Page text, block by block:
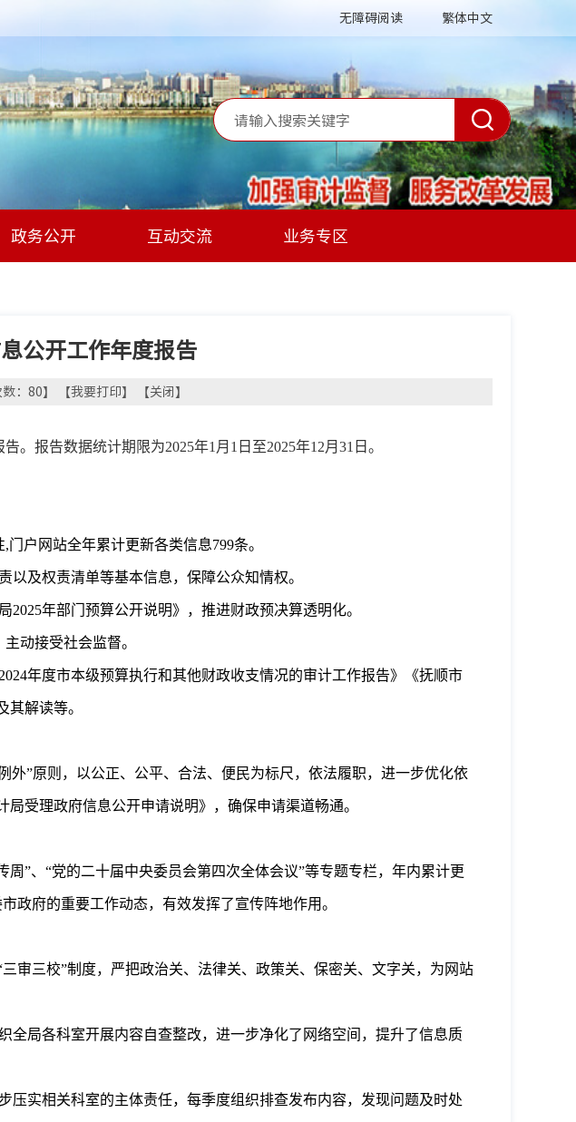
无障碍阅读 繁体中文
政务公开 互动交流 业务专区
公开工作年度报告
： 80】 【我要打印】 【关闭】
。报告数据统计期限为2025年1 月 1 日至2025年12月 31 日。
,门户网站全年累计更新各类信息799条。
及权责清单等基本信息，保障公众知情权。
2025年部门预算公开说明》，推进财政预决算透明化。
动接受社会监督。
2024年度市本级预算执行和其他财政收支情况的审计工作报告》《抚顺市
解读等。
外”原则，以公正、公平、合法、便民为标尺，依法履职，进一步优化依
受理政府信息公开申请说明》，确保申请渠道畅通。
周”、 “党的二十届中央委员会第四次全体会议”等专题专栏，年内累计更
政府的重要工作动态，有效发挥了宣传阵地作用。
三审三校”制度，严把政治关、法律关、政策关、保密关、文字关，为网站
局各科室开展内容自查整改，进一步净化了网络空间，提升了信息质
压实相关科室的主体责任，每季度组织排查发布内容，发现问题及时处